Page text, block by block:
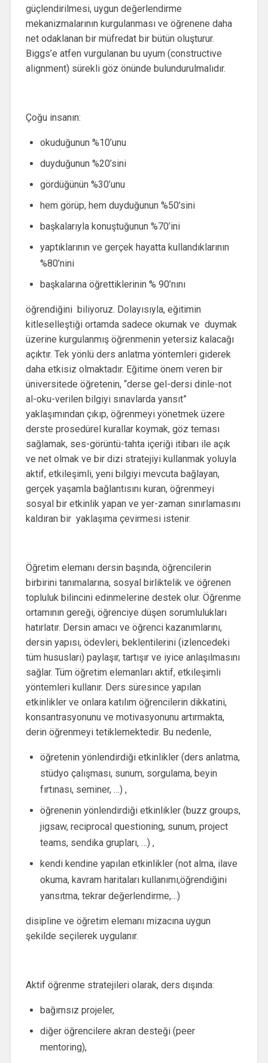
güçlendirilmesi, uygun değerlendirme
mekanizmalarının kurgulanması ve öğrenene daha
net odaklanan bir müfredat bir bütün oluşturur.
Biggs’e atfen vurgulanan bu uyum (constructive
alignment) sürekli göz önünde bulundurulmalıdır.
Çoğu insanın:
okuduğunun %10’unu
duyduğunun %20’sini
gördüğünün %30’unu
hem görüp, hem duyduğunun %50’sini
başkalarıyla konuştuğunun %70’ini
yaptıklarının ve gerçek hayatta kullandıklarının
%80’nini
başkalarına öğrettiklerinin % 90’nını
öğrendiğini biliyoruz. Dolayısıyla, eğitimin
kitleselleştiği ortamda sadece okumak ve duymak
üzerine kurgulanmış öğrenmenin yetersiz kalacağı
açıktır. Tek yönlü ders anlatma yöntemleri giderek
daha etkisiz olmaktadır. Eğitime önem veren bir
üniversitede öğretenin, “derse gel-dersi dinle-not
al-oku-verilen bilgiyi sınavlarda yansıt”
yaklaşımından çıkıp, öğrenmeyi yönetmek üzere
derste prosedürel kurallar koymak, göz teması
sağlamak, ses-görüntü-tahta içeriği itibarı ile açık
ve net olmak ve bir dizi stratejiyi kullanmak yoluyla
aktif, etkileşimli, yeni bilgiyi mevcuta bağlayan,
gerçek yaşamla bağlantısını kuran, öğrenmeyi
sosyal bir etkinlik yapan ve yer-zaman sınırlamasını
kaldıran bir yaklaşıma çevirmesi istenir.
Öğretim elemanı dersin başında, öğrencilerin
birbirini tanımalarına, sosyal birliktelik ve öğrenen
topluluk bilincini edinmelerine destek olur. Öğrenme
ortamının gereği, öğrenciye düşen sorumlulukları
hatırlatır. Dersin amacı ve öğrenci kazanımlarını,
dersin yapısı, ödevleri, beklentilerini (izlencedeki
tüm hususları) paylaşır, tartışır ve iyice anlaşılmasını
sağlar. Tüm öğretim elemanları aktif, etkileşimli
yöntemleri kullanır. Ders süresince yapılan
etkinlikler ve onlara katılım öğrencilerin dikkatini,
konsantrasyonunu ve motivasyonunu artırmakta,
derin öğrenmeyi tetiklemektedir. Bu nedenle,
öğretenin yönlendirdiği etkinlikler (ders anlatma,
stüdyo çalışması, sunum, sorgulama, beyin
fırtınası, seminer, …) ,
öğrenenin yönlendirdiği etkinlikler (buzz groups,
jigsaw, reciprocal questioning, sunum, project
teams, sendika grupları, …) ,
kendi kendine yapılan etkinlikler (not alma, ilave
okuma, kavram haritaları kullanımı,öğrendiğini
yansıtma, tekrar değerlendirme,…)
disipline ve öğretim elemanı mizacına uygun
şekilde seçilerek uygulanır.
Aktif öğrenme stratejileri olarak, ders dışında:
bağımsız projeler,
diğer öğrencilere akran desteği (peer
mentoring),